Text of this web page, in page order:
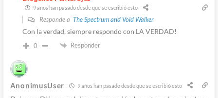
9 años han pasado desde que se escribió esto
Responde a The Spectrum and Void Walker
Con la verdad, siempre respondo con LA VERDAD!
0 Responder
AnonimusUser 9 años han pasado desde que se escribió esto